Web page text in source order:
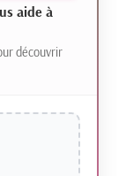
aide à
découvrir